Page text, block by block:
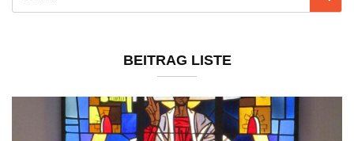
BEITRAG LISTE